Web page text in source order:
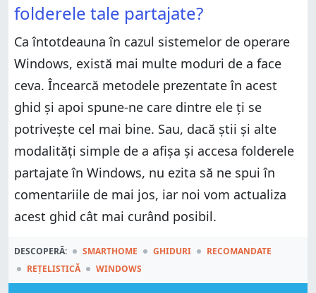
folderele tale partajate?
Ca întotdeauna în cazul sistemelor de operare
Windows, există mai multe moduri de a face
ceva. Încearcă metodele prezentate în acest
ghid și apoi spune-ne care dintre ele ți se
potrivește cel mai bine. Sau, dacă știi și alte
modalități simple de a afișa și accesa folderele
partajate în Windows, nu ezita să ne spui în
comentariile de mai jos, iar noi vom actualiza
acest ghid cât mai curând posibil.
DESCOPERĂ: SMARTHOME GHIDURI
RECOMANDATE
REȚELISTICĂ
WINDOWS